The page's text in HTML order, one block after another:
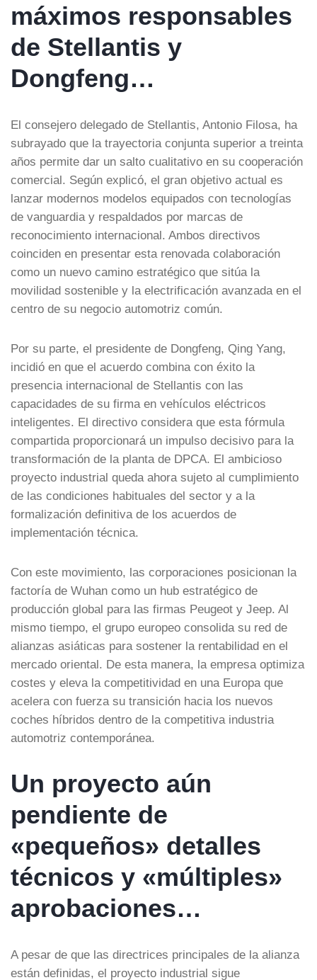
máximos responsables
de Stellantis y
Dongfeng…
El consejero delegado de Stellantis, Antonio Filosa, ha
subrayado que la trayectoria conjunta superior a treinta
años permite dar un salto cualitativo en su cooperación
comercial. Según explicó, el gran objetivo actual es
lanzar modernos modelos equipados con tecnologías
de vanguardia y respaldados por marcas de
reconocimiento internacional. Ambos directivos
coinciden en presentar esta renovada colaboración
como un nuevo camino estratégico que sitúa la
movilidad sostenible y la electrificación avanzada en el
centro de su negocio automotriz común.
Por su parte, el presidente de Dongfeng, Qing Yang,
incidió en que el acuerdo combina con éxito la
presencia internacional de Stellantis con las
capacidades de su firma en vehículos eléctricos
inteligentes. El directivo considera que esta fórmula
compartida proporcionará un impulso decisivo para la
transformación de la planta de DPCA. El ambicioso
proyecto industrial queda ahora sujeto al cumplimiento
de las condiciones habituales del sector y a la
formalización definitiva de los acuerdos de
implementación técnica.
Con este movimiento, las corporaciones posicionan la
factoría de Wuhan como un hub estratégico de
producción global para las firmas Peugeot y Jeep. Al
mismo tiempo, el grupo europeo consolida su red de
alianzas asiáticas para sostener la rentabilidad en el
mercado oriental. De esta manera, la empresa optimiza
costes y eleva la competitividad en una Europa que
acelera con fuerza su transición hacia los nuevos
coches híbridos dentro de la competitiva industria
automotriz contemporánea.
Un proyecto aún
pendiente de
«pequeños» detalles
técnicos y «múltiples»
aprobaciones…
A pesar de que las directrices principales de la alianza
están definidas, el proyecto industrial sigue